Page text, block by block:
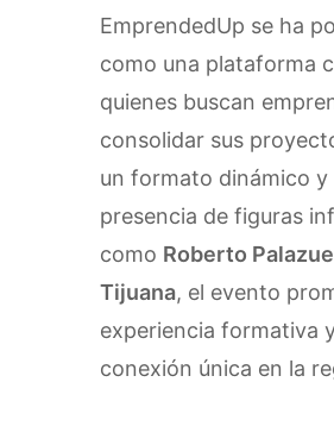
EmprendedUp se ha
como una plataforma
quienes buscan
consolidar sus
un formato dinámico y
presencia de figuras
como Roberto
Tijuana, el evento
experiencia formativa
conexión única en la